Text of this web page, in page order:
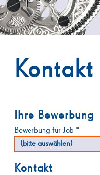
Kontakt
Ihre Bewerbung
Bewerbung für Job *
Kontakt